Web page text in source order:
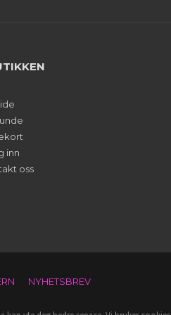
inn
oss
NYHETSBREV